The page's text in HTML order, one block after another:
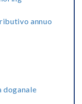
annuo
doganale